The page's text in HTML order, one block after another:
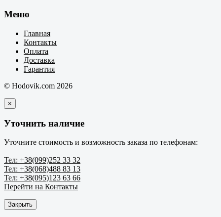
Меню
Главная
Контакты
Оплата
Доставка
Гарантия
© Hodovik.com 2026
×
Уточнить наличие
Уточните стоимость и возможность заказа по телефонам:
Тел: +38(099)252 33 32
Тел: +38(068)488 83 13
Тел: +38(095)123 63 66
Перейти на Контакты
Закрыть